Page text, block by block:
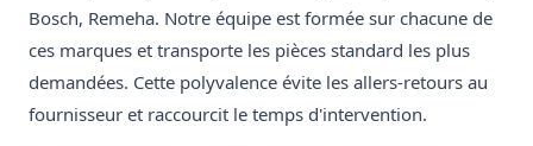
Bosch, Remeha. Notre équipe est formée sur chacune de
ces marques et transporte les pièces standard les plus
demandées. Cette polyvalence évite les allers-retours au
fournisseur et raccourcit le temps d'intervention.